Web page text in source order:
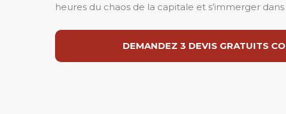
heures du chaos de la capitale et s’immerger
DEMANDEZ 3 DEVIS GRATUITS